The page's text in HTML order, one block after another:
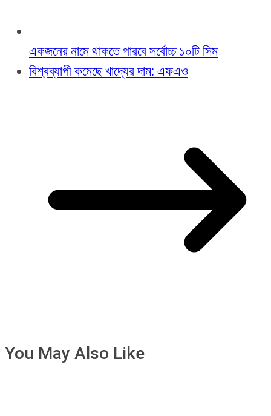
একজনের নামে থাকতে পারবে সর্বোচ্চ ১০টি সিম
বিশ্বব্যাপী কমেছে খাদ্যের দাম: এফএও
You May Also Like